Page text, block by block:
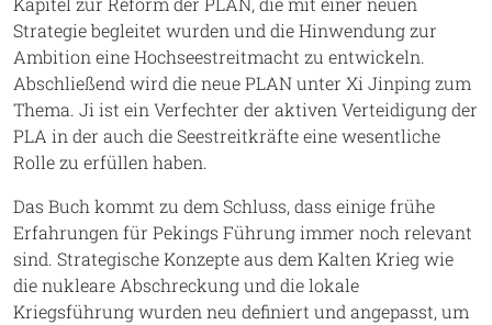
Strategie begleitet wurden und die Hinwendung zur
Ambition eine Hochseestreitmacht zu entwickeln.
Abschließend wird die neue PLAN unter Xi Jinping zum
Thema. Ji ist ein Verfechter der aktiven Verteidigung der
PLA in der auch die Seestreitkräfte eine wesentliche
Rolle zu erfüllen haben.
Das Buch kommt zu dem Schluss, dass einige frühe
Erfahrungen für Pekings Führung immer noch relevant
sind. Strategische Konzepte aus dem Kalten Krieg wie
die nukleare Abschreckung und die lokale
Kriegsführung wurden neu definiert und angepasst, um